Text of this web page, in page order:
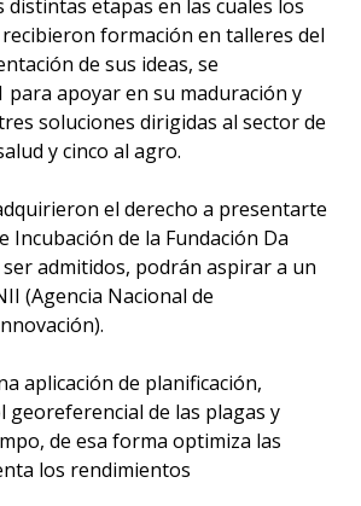
distintas etapas en las cuales los
formación en talleres del
de sus ideas, se
para apoyar en su maduración y
soluciones dirigidas al sector de
y cinco al agro.
el derecho a presentarte
Incubación de la Fundación Da
ser admitidos, podrán aspirar a un
(Agencia Nacional de
aplicación de planificación,
georeferencial de las plagas y
de esa forma optimiza las
los rendimientos